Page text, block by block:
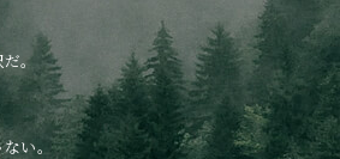
。
い。